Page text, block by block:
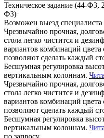
Техническое задание (44-Ф3,
ФЗ)
Возможен выезд специалиста
Чрезвычайно прочная,
стола легко чистится и
вариантов комбинаций
позволяют сделать каждый
Бесшумная регулировка
вертикальным колоннам.
Чрезвычайно прочная,
стола легко чистится и
вариантов комбинаций
позволяют сделать каждый
Бесшумная регулировка
вертикальным колоннам.
по запросу